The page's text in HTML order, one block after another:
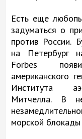
Есть еще
задуматься о
против России.
на Петербург
Forbes
американского
Института
Митчелла. В
морской